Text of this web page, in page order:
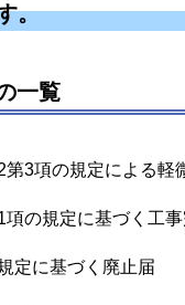
。
一覧
第3項の規定による軽
項の規定に基づく工
定に基づく廃止届